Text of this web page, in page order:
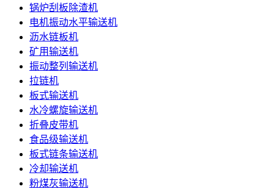
锅炉刮板除渣机
电机振动水平输送机
沥水链板机
矿用输送机
振动整列输送机
拉链机
板式输送机
水冷螺旋输送机
折叠皮带机
食品级输送机
板式链条输送机
冷却输送机
粉煤灰输送机